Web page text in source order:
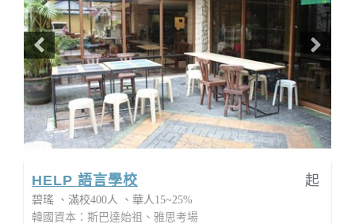
HELP 語言學校 起
碧瑤 滿校400人
華人15~25%
韓國資本：斯巴達始祖、雅思考場